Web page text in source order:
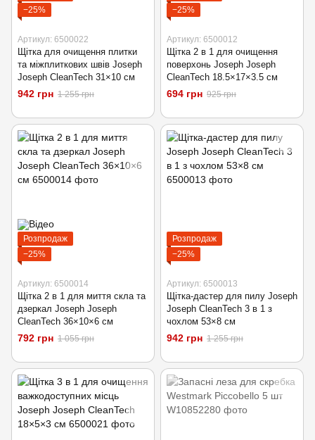
−25%
Артикул: 6500022
Щітка для очищення плитки
та міжплиткових швів Joseph
Joseph CleanTech 31×10 см
942 грн 1 255 грн
−25%
Артикул: 6500012
Щітка 2 в 1 для очищення
поверхонь Joseph Joseph
CleanTech 18.5×17×3.5 см
694 грн 925 грн
Розпродаж
−25%
Артикул: 6500014
Щітка 2 в 1 для миття скла та
дзеркал Joseph Joseph
CleanTech 36×10×6 см
792 грн 1 055 грн
Розпродаж
−25%
Артикул: 6500013
Щітка-дастер для пилу Joseph
Joseph CleanTech 3 в 1 з
чохлом 53×8 см
942 грн 1 255 грн